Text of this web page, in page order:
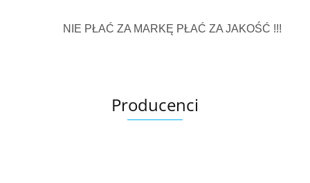
NIE PŁAĆ ZA MARKĘ PŁAĆ ZA JAKOŚĆ !!!
Producenci